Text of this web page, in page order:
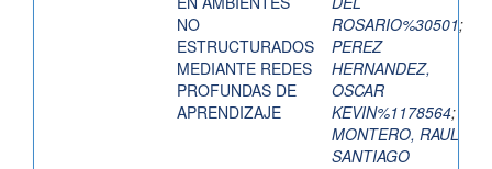
NO
ESTRUCTURADOS
MEDIANTE REDES
PROFUNDAS DE
APRENDIZAJE
ROSARIO%30501;
PEREZ
HERNANDEZ,
OSCAR
KEVIN%1178564;
MONTERO, RAUL
SANTIAGO